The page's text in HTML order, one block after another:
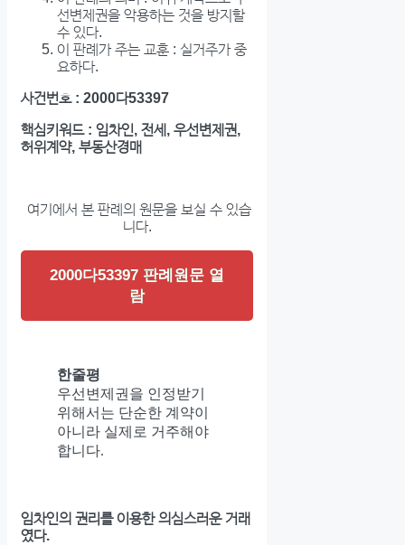
선변제권을 악용하는 것을 방지할
수 있다.
이 판례가 주는 교훈 : 실거주가 중
요하다.
사건번호 : 2000다53397
핵심키워드 : 임차인, 전세, 우선변제권,
허위계약, 부동산경매
여기에서 본 판례의 원문을 보실 수 있습
니다.
2000다53397 판례원문 열
람
한줄평
우선변제권을 인정받기
위해서는 단순한 계약이
아니라 실제로 거주해야
합니다.
임차인의 권리를 이용한 의심스러운 거래
였다.